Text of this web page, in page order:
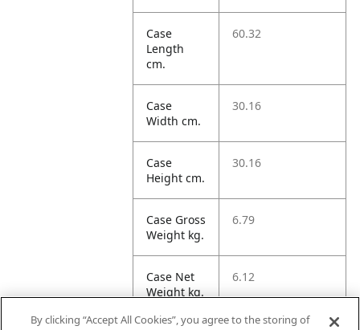
Case
Length
cm.
60.32
Case
Width cm.
30.16
Case
Height cm.
30.16
Case Gross
Weight kg.
6.79
Case Net
Weight kg.
6.12
By clicking “Accept All Cookies”, you agree to the storing of